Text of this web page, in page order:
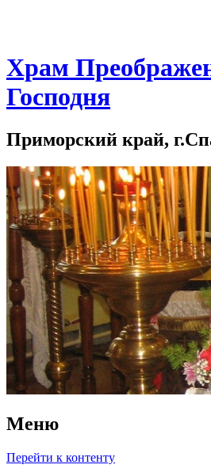
Храм
Господня
Приморский край,
Меню
Перейти к контенту